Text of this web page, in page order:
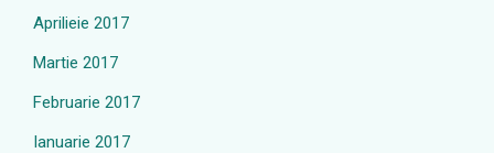
Aprilieie 2017
Martie 2017
Februarie 2017
Ianuarie 2017